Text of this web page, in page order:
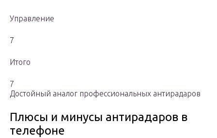
Управление
7
Итого
7
Достойный аналог профессиональных антирадаров
Плюсы и минусы антирадаров в
телефоне